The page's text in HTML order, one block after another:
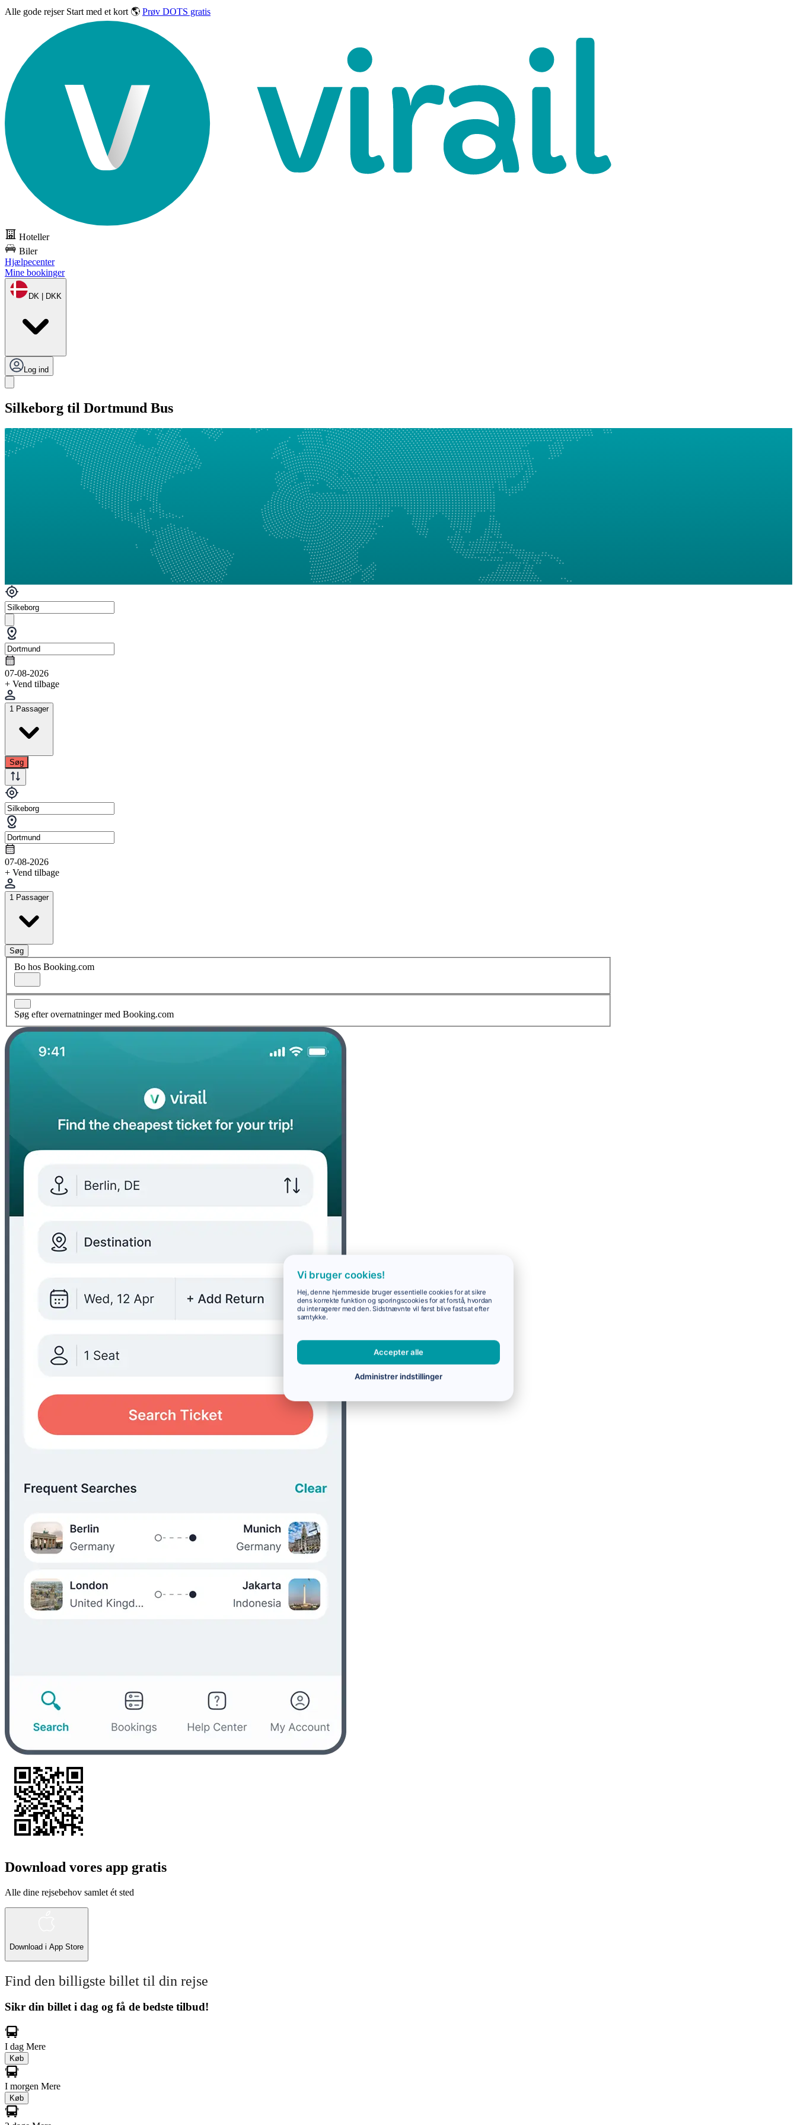
Alle gode rejser Start med et kort 🌎 Prøv DOTS gratis
Hoteller
Biler
Hjælpecenter
Mine bookinger
DK | DKK
Log ind
Silkeborg til Dortmund Bus
07-08-2026
+ Vend tilbage
1 Passager
Søg
07-08-2026
+ Vend tilbage
1 Passager
Søg
Bo hos Booking.com
Søg efter overnatninger med Booking.com
Download vores app gratis
Alle dine rejsebehov samlet ét sted
Download i App Store
Find den billigste billet til din rejse
Sikr din billet i dag og få de bedste tilbud!
I dag Mere
Køb
I morgen Mere
Køb
Vi bruger cookies!
Hej, denne hjemmeside bruger essentielle cookies for at sikre
dens korrekte funktion og sporingscookies for at forstå, hvordan
du interagerer med den. Sidstnævnte vil først blive fastsat efter
samtykke.
Accepter alle
Administrer indstillinger